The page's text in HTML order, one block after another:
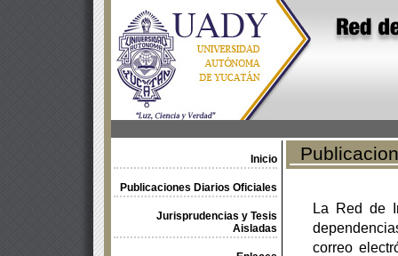
Inicio
Publicaciones Diarios Oficiales
Jurisprudencias y Tesis
Aisladas
La Red de
correo